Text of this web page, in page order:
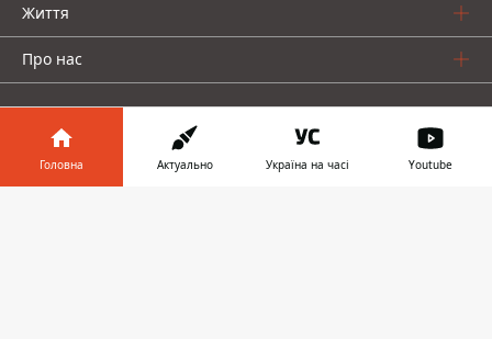
Життя
Про нас
Головна Актуально Україна на часі Youtube